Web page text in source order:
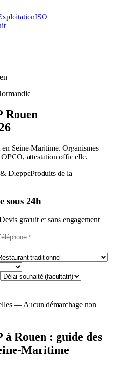
ISO
Rouen
Seine-Maritime. Organismes
attestation officielle.
DieppeProduits de la
sous 24h
gratuit et sans engagement
— Aucun démarchage non
Rouen : guide des
Maritime